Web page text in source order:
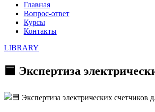
Главная
Вопрос-ответ
Курсы
Контакты
LIBRARY
🟦 Экспертиза